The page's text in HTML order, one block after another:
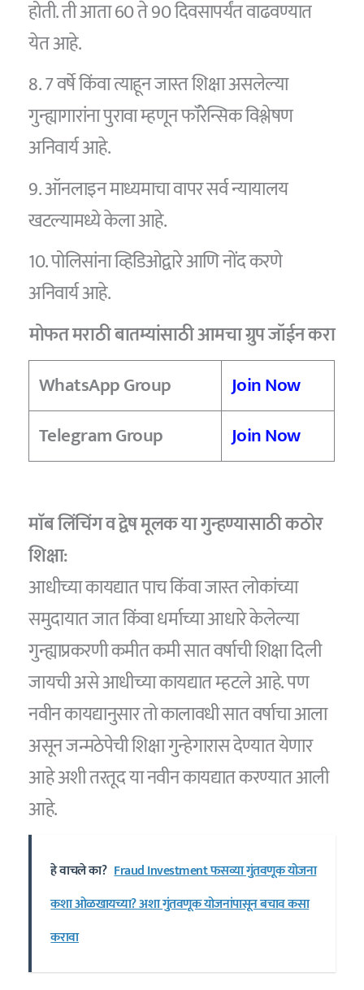
होती. ती आता 60 ते 90 दिवसापर्यंत वाढवण्यात
येत आहे.
8. 7 वर्षे किंवा त्याहून जास्त शिक्षा असलेल्या
गुन्ह्यागारांना पुरावा म्हणून फाॅरेन्सिक विश्लेषण
अनिवार्य आहे.
9. ऑनलाइन माध्यमाचा वापर सर्व न्यायालय
खटल्यामध्ये केला आहे.
10. पोलिसांना व्हिडिओद्वारे आणि नोंद करणे
अनिवार्य आहे.
मोफत मराठी बातम्यांसाठी आमचा ग्रुप जॉईन करा
WhatsApp Group
Join Now
Telegram Group
Join Now
माॅब लिंचिंग व द्वेष मूलक या गुन्हण्यासाठी कठोर
शिक्षा:
आधीच्या कायद्यात पाच किंवा जास्त लोकांच्या
समुदायात जात किंवा धर्माच्या आधारे केलेल्या
गुन्ह्याप्रकरणी कमीत कमी सात वर्षाची शिक्षा दिली
जायची असे आधीच्या कायद्यात म्हटले आहे. पण
नवीन कायद्यानुसार तो कालावधी सात वर्षाचा आला
असून जन्मठेपेची शिक्षा गुन्हेगारास देण्यात येणार
आहे अशी तरतूद या नवीन कायद्यात करण्यात आली
आहे.
हे वाचले का? Fraud Investment फसव्या गुंतवणूक योजना
कशा ओळखायच्या? अशा गुंतवणूक योजनांपासून बचाव कसा
करावा